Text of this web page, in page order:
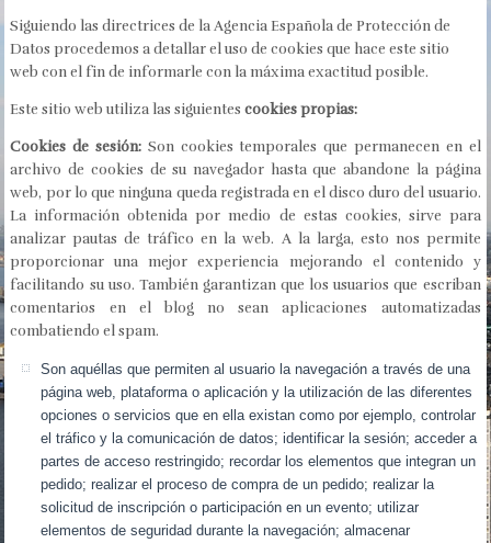
Siguiendo las directrices de la Agencia Española de Protección de
Datos procedemos a detallar el uso de cookies que hace este sitio
web con el fin de informarle con la máxima exactitud posible.
Este sitio web utiliza las siguientescookies propias:
Cookies de sesión: Son cookies temporales que permanecen en el
archivo de cookies de su navegador hasta que abandone la página
web, por lo que ninguna queda registrada en el disco duro del usuario.
La información obtenida por medio de estas cookies, sirve para
analizar pautas de tráfico en la web. A la larga, esto nos permite
proporcionar una mejor experiencia mejorando el contenido y
facilitando su uso. También garantizan que los usuarios que escriban
comentarios en el blog no sean aplicaciones automatizadas
combatiendo el spam.
Son aquéllas que permiten al usuario la navegación a través de una
página web, plataforma o aplicación y la utilización de las diferentes
opciones o servicios que en ella existan como por ejemplo, controlar
el tráfico y la comunicación de datos; identificar la sesión; acceder a
partes de acceso restringido; recordar los elementos que integran un
pedido; realizar el proceso de compra de un pedido; realizar la
solicitud de inscripción o participación en un evento; utilizar
elementos de seguridad durante la navegación; almacenar